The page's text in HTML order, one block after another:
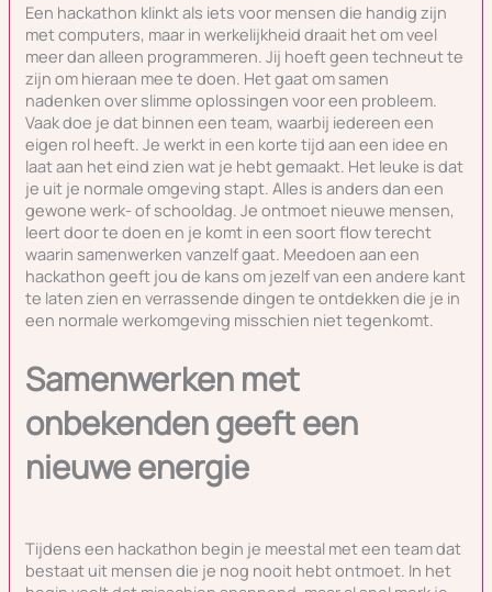
Een hackathon klinkt als iets voor mensen die handig zijn
met computers, maar in werkelijkheid draait het om veel
meer dan alleen programmeren. Jij hoeft geen techneut te
zijn om hieraan mee te doen. Het gaat om samen
nadenken over slimme oplossingen voor een probleem.
Vaak doe je dat binnen een team, waarbij iedereen een
eigen rol heeft. Je werkt in een korte tijd aan een idee en
laat aan het eind zien wat je hebt gemaakt. Het leuke is dat
je uit je normale omgeving stapt. Alles is anders dan een
gewone werk- of schooldag. Je ontmoet nieuwe mensen,
leert door te doen en je komt in een soort flow terecht
waarin samenwerken vanzelf gaat. Meedoen aan een
hackathon geeft jou de kans om jezelf van een andere kant
te laten zien en verrassende dingen te ontdekken die je in
een normale werkomgeving misschien niet tegenkomt.
Samenwerken met
onbekenden geeft een
nieuwe energie
Tijdens een hackathon begin je meestal met een team dat
bestaat uit mensen die je nog nooit hebt ontmoet. In het